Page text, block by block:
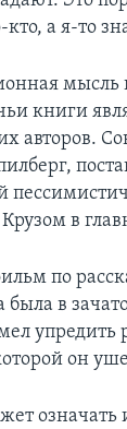
а я-то
книги
авторов.
в
по
была в
упредить
он
означать